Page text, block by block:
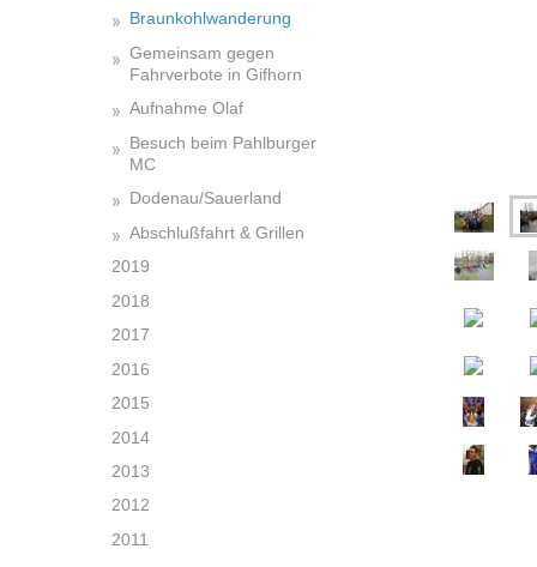
Braunkohlwanderung
Gemeinsam gegen
Fahrverbote in Gifhorn
Aufnahme Olaf
Besuch beim Pahlburger
MC
Dodenau/Sauerland
Abschlußfahrt & Grillen
2019
2018
2017
2016
2015
2014
2013
2012
2011